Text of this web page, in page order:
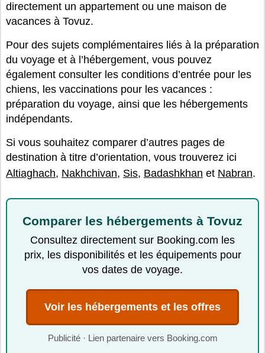
directement un appartement ou une maison de
vacances à Tovuz.
Pour des sujets complémentaires liés à la préparation
du voyage et à l’hébergement, vous pouvez
également consulter les conditions d’entrée pour les
chiens, les vaccinations pour les vacances :
préparation du voyage, ainsi que les hébergements
indépendants.
Si vous souhaitez comparer d’autres pages de
destination à titre d’orientation, vous trouverez ici
Altiaghach, Nakhchivan, Sis, Badashkhan et Nabran.
Comparer les hébergements à Tovuz
Consultez directement sur Booking.com les
prix, les disponibilités et les équipements pour
vos dates de voyage.
Voir les hébergements et les offres
Publicité · Lien partenaire vers Booking.com